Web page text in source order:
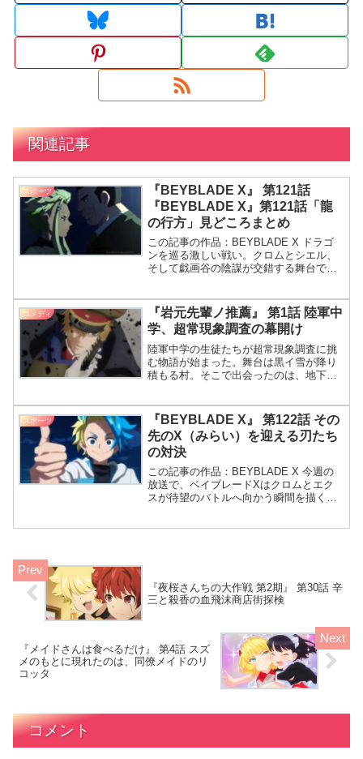
関連記事
スポーツ
『BEYBLADE X』 第121話
『BEYBLADE X』第121話「龍
の行方」見どころまとめ
この記事の作品：BEYBLADE X ドラゴ
ンを巡る激しい戦い。クロムとシエル、
そして戯画谷の陰謀が交錯する舞台で、
クロムとシエルが対峙する展開が見どこ
ろです。 え
コメディ
『岩元先輩ノ推薦』 第1話 陸軍中
学、超常現象調査の幕開け
陸軍中学の生徒たちが超常現象調査に挑
む物語が始まった。舞台は黒イ雪が降り
積もる村。そこで出会ったのは、地下牢
憶。怪奇現象が混ざり合う不思議な力と
は何か。黒い雪が降る村って…なんだか
ファンタジーみたいじゃない？石垣の中
に少年がいるとか、不思議なのね
スポーツ
『BEYBLADE X』 第122話 その
先のX（みらい）を迎える刃たち
の対決
この記事の作品：BEYBLADE X 今週の
放送で、ベイブレードXはクロムとエク
スが待望のバトルへ向かう瞬間を描く。
『夜桜さんちの大作戦 第2期』 第30話 辛
三と殺香の血飛沫商店街探検
『メイドさんは食べるだけ』 第4話 スズ
メのもとに現れたのは、同僚メイドのリ
コッタ
コメント